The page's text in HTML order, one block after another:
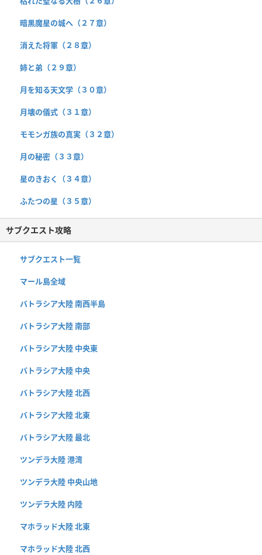
暗黒魔星の城へ（２７章）
消えた将軍（２８章）
姉と弟（２９章）
月を知る天文学（３０章）
月壊の儀式（３１章）
モモンガ族の真実（３２章）
月の秘密（３３章）
星のきおく（３４章）
ふたつの星（３５章）
サブクエスト攻略
サブクエスト一覧
マール島全域
バトラシア大陸 南西半島
バトラシア大陸 南部
バトラシア大陸 中央東
バトラシア大陸 中央
バトラシア大陸 北西
バトラシア大陸 北東
バトラシア大陸 最北
ツンデラ大陸 港湾
ツンデラ大陸 中央山地
ツンデラ大陸 内陸
マホラッド大陸 北東
マホラッド大陸 北西